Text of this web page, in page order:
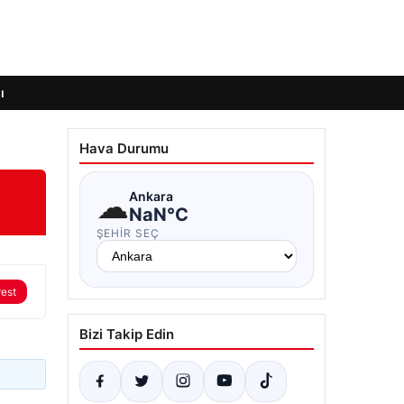
Hava Durumu
☁Ankara
NaN°C
ŞEHIR SEÇ
Bizi Takip Edin